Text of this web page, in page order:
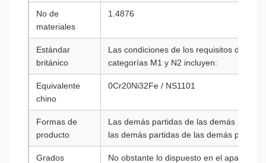
No de
materiales
1.4876
Estándar
británico
Las condiciones de los requisitos de
categorías M1 y N2 incluyen:
Equivalente
chino
0Cr20Ni32Fe / NS1101
Formas de
producto
Las demás partidas de las demás
las demás partidas de las demás
Grados
No obstante lo dispuesto en el apartado